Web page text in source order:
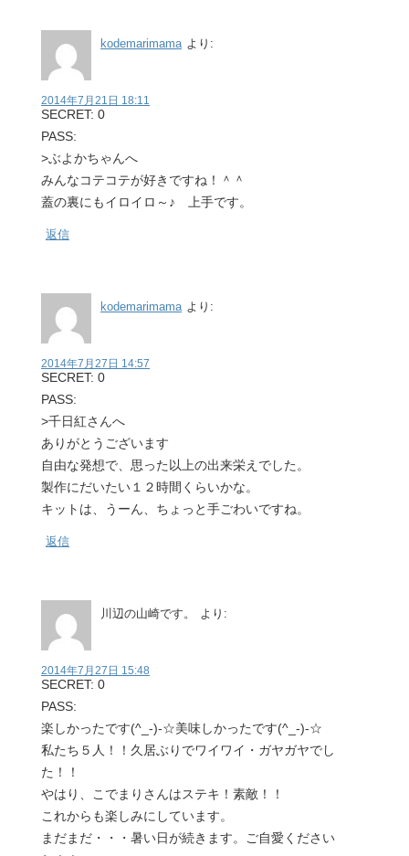
kodemarimama より:
2014年7月21日 18:11
SECRET: 0
PASS:
>ぶよかちゃんへ
みんなコテコテが好きですね！＾＾
蓋の裏にもイロイロ～♪ 上手です。
返信
kodemarimama より:
2014年7月27日 14:57
SECRET: 0
PASS:
>千日紅さんへ
ありがとうございます
自由な発想で、思った以上の出来栄えでした。
製作にだいたい１２時間くらいかな。
キットは、うーん、ちょっと手ごわいですね。
返信
川辺の山崎です。 より:
2014年7月27日 15:48
SECRET: 0
PASS:
楽しかったです(^_-)-☆美味しかったです(^_-)-☆
私たち５人！！久居ぶりでワイワイ・ガヤガヤでし
た！！
やはり、こでまりさんはステキ！素敵！！
これからも楽しみにしています。
まだまだ・・・暑い日が続きます。ご自愛ください